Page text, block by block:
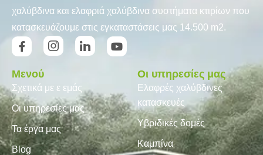
χαλύβδινα και ελαφριά χαλύβδινα συστήματα κτιρίων που
κατασκευάζουμε στις εγκαταστάσεις μας 14.500 m2.
Μενού
Σχετικά με ε εμάς
Οι υπηρεσίες μας
Τα έργα μας
Blog
Οι υπηρεσίες μας
Ελαφρές χαλύβδινες
κατασκευές
Υβριδικές δομές
Καμπίνα